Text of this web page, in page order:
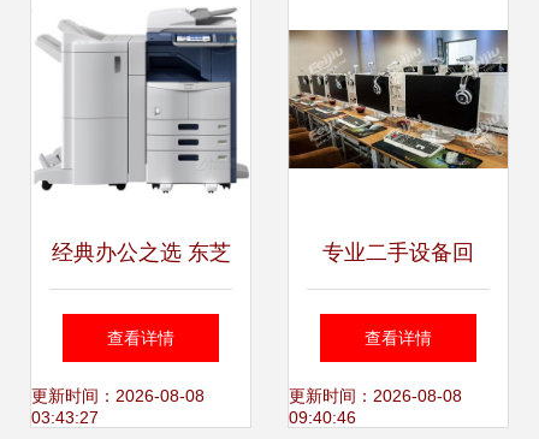
经典办公之选 东芝
307黑白数码复合
机高清细节评测
查看详情
更新时间：2026-08-08
03:43:27
专业二手设备回
收，为您的闲置物
品赋予新生
查看详情
更新时间：2026-08-08
09:40:46